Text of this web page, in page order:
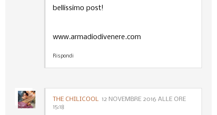
bellissimo post!
www.armadiodivenere.com
Rispondi
THE CHILICOOL 12 NOVEMBRE 2016 ALLE ORE
15:18